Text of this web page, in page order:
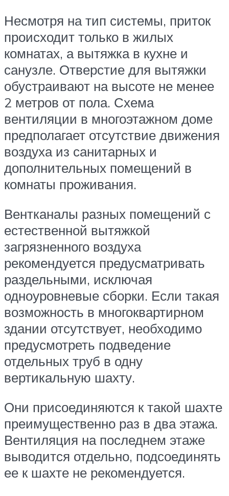
Несмотря на тип системы, приток
происходит только в жилых
комнатах, а вытяжка в кухне и
санузле. Отверстие для вытяжки
обустраивают на высоте не менее
2 метров от пола. Схема
вентиляции в многоэтажном доме
предполагает отсутствие движения
воздуха из санитарных и
дополнительных помещений в
комнаты проживания.
Вентканалы разных помещений с
естественной вытяжкой
загрязненного воздуха
рекомендуется предусматривать
раздельными, исключая
одноуровневые сборки. Если такая
возможность в многоквартирном
здании отсутствует, необходимо
предусмотреть подведение
отдельных труб в одну
вертикальную шахту.
Они присоединяются к такой шахте
преимущественно раз в два этажа.
Вентиляция на последнем этаже
выводится отдельно, подсоединять
ее к шахте не рекомендуется.